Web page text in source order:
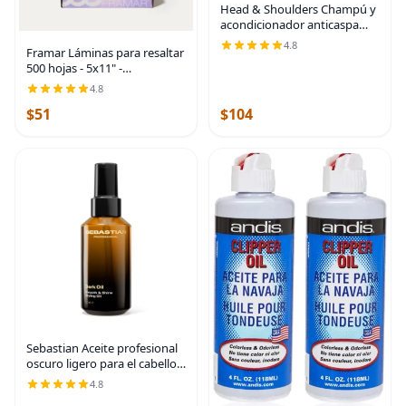
Framar Láminas para resaltar
500 hojas - 5x11" -
Precortadas - Lámina pre-
plegada - Patrón de
aurascopio
4.8
$51
Head & Shoulders Champú y
acondicionador anticaspa
Classic Clean 2 en 1, paquete
doble, 1% de piritiona de zinc,
4.8
$104
Sebastian Aceite profesional
oscuro ligero para el cabello |
Mezcla nutritiva de aceites
naturales para un acabado
4.8